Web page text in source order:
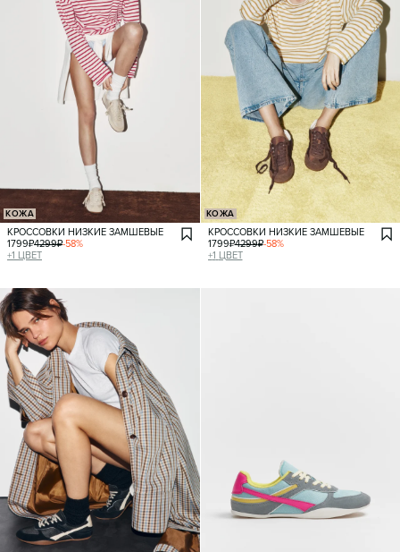
КОЖА
КРОССОВКИ НИЗКИЕ ЗАМШЕВЫЕ
1799₽4299₽-58%
+1 ЦВЕТ
КОЖА
КРОССОВКИ НИЗКИЕ ЗАМШЕВЫЕ
1799₽4299₽-58%
+1 ЦВЕТ